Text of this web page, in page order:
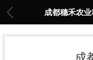
成都穗禾农
成